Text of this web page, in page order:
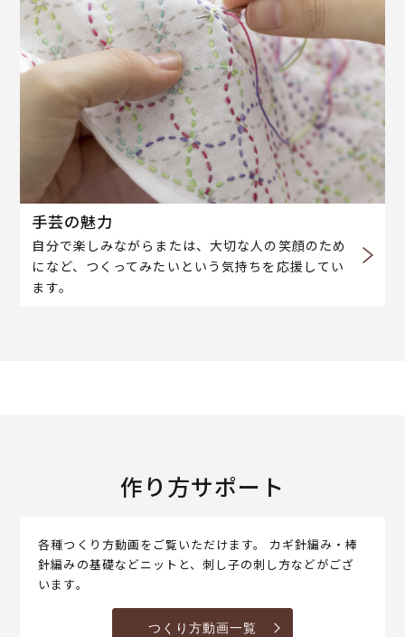
手芸の魅力
自分で楽しみながらまたは、大切な人の笑顔のため
になど、つくってみたいという気持ちを応援してい
ます。
作り方サポート
各種つくり方動画をご覧いただけます。 カギ針編み・棒
針編みの基礎などニットと、刺し子の刺し方などがござ
います。
つくり方動画一覧